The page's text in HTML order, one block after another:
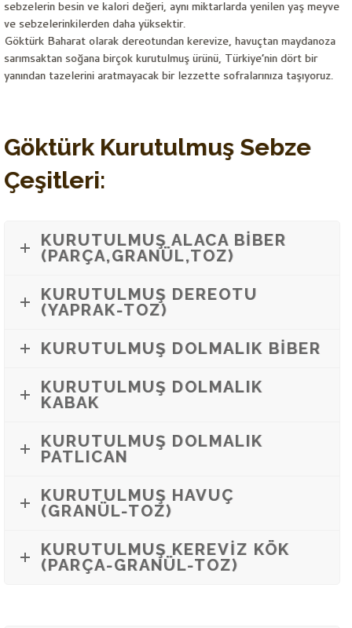
sebzelerin besin ve kalori değeri, aynı miktarlarda yenilen yaş meyve
ve sebzelerinkilerden daha yüksektir.
Göktürk Baharat olarak dereotundan kerevize, havuçtan maydanoza
sarımsaktan soğana birçok kurutulmuş ürünü, Türkiye’nin dört bir
yanından tazelerini aratmayacak bir lezzette sofralarınıza taşıyoruz.
Göktürk Kurutulmuş Sebze
Çeşitleri:
KURUTULMUŞ ALACA BİBER
(PARÇA,GRANÜL,TOZ)
KURUTULMUŞ DEREOTU
(YAPRAK-TOZ)
KURUTULMUŞ DOLMALIK BİBER
KURUTULMUŞ DOLMALIK
KABAK
KURUTULMUŞ DOLMALIK
PATLICAN
KURUTULMUŞ HAVUÇ
(GRANÜL-TOZ)
KURUTULMUŞ KEREVİZ KÖK
(PARÇA-GRANÜL-TOZ)